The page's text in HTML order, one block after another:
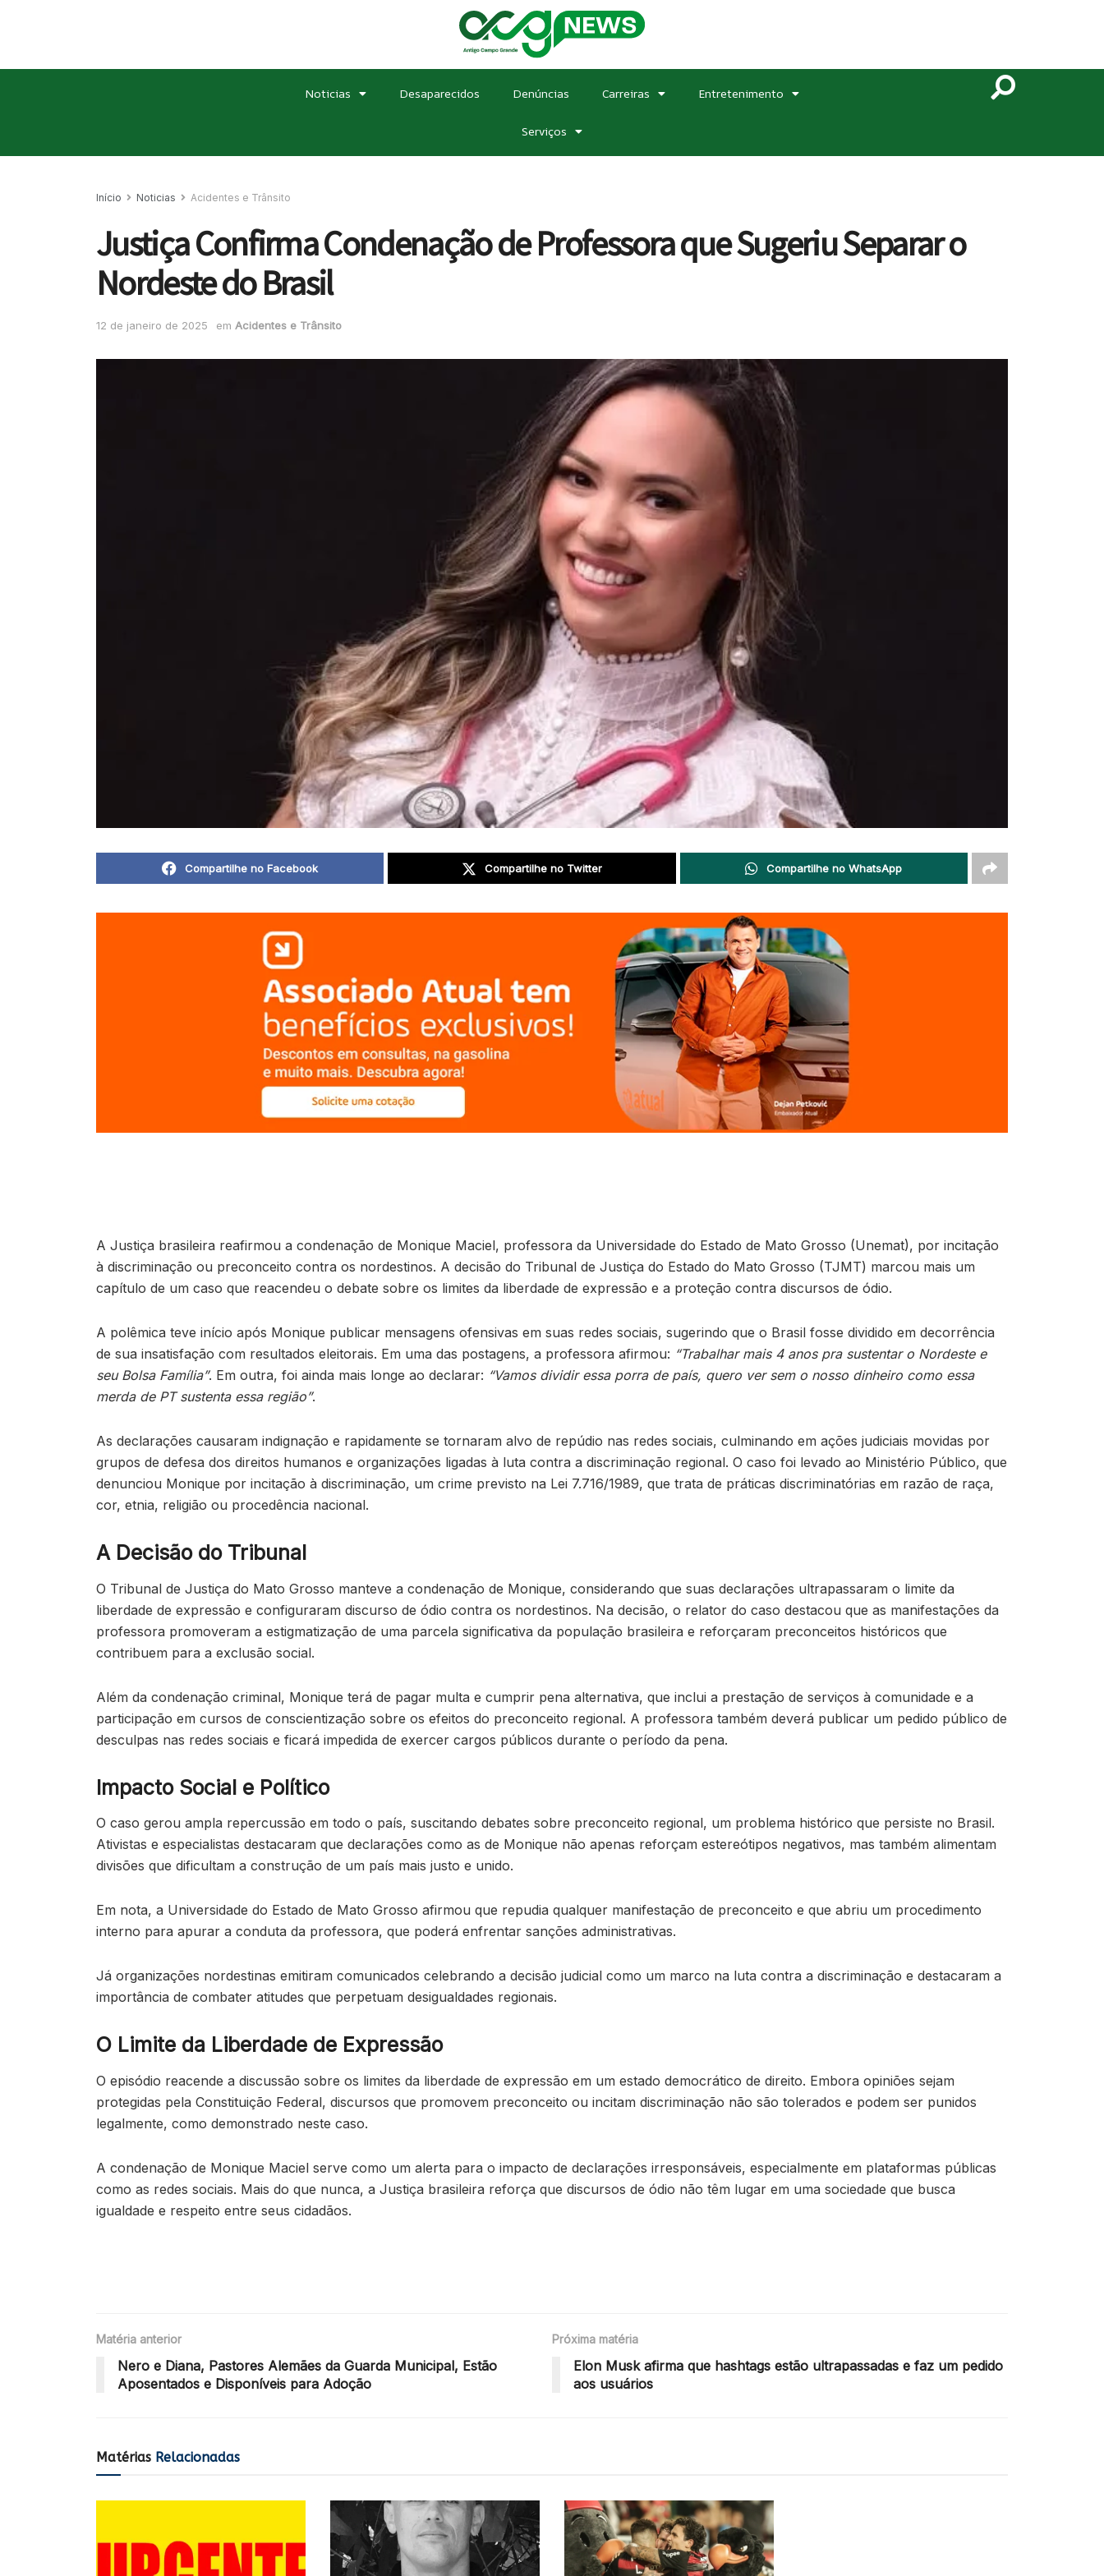
Noticias Desaparecidos Denúncias Carreiras Entretenimento
Serviços
Início Noticias Acidentes e Trânsito
Justiça Confirma Condenação de Professora que Sugeriu Separar o
Nordeste do Brasil
12 de janeiro de 2025 em Acidentes e Trânsito
Compartilhe no Facebook Compartilhe no Twitter Compartilhe no WhatsApp
A Justiça brasileira reafirmou a condenação de Monique Maciel, professora da Universidade do Estado de Mato Grosso (Unemat), por incitação
à discriminação ou preconceito contra os nordestinos. A decisão do Tribunal de Justiça do Estado do Mato Grosso (TJMT) marcou mais um
capítulo de um caso que reacendeu o debate sobre os limites da liberdade de expressão e a proteção contra discursos de ódio.
A polêmica teve início após Monique publicar mensagens ofensivas em suas redes sociais, sugerindo que o Brasil fosse dividido em decorrência
de sua insatisfação com resultados eleitorais. Em uma das postagens, a professora afirmou: “Trabalhar mais 4 anos pra sustentar o Nordeste e
seu Bolsa Família”. Em outra, foi ainda mais longe ao declarar: “Vamos dividir essa porra de país, quero ver sem o nosso dinheiro como essa
merda de PT sustenta essa região”.
As declarações causaram indignação e rapidamente se tornaram alvo de repúdio nas redes sociais, culminando em ações judiciais movidas por
grupos de defesa dos direitos humanos e organizações ligadas à luta contra a discriminação regional. O caso foi levado ao Ministério Público, que
denunciou Monique por incitação à discriminação, um crime previsto na Lei 7.716/1989, que trata de práticas discriminatórias em razão de raça,
cor, etnia, religião ou procedência nacional.
A Decisão do Tribunal
O Tribunal de Justiça do Mato Grosso manteve a condenação de Monique, considerando que suas declarações ultrapassaram o limite da
liberdade de expressão e configuraram discurso de ódio contra os nordestinos. Na decisão, o relator do caso destacou que as manifestações da
professora promoveram a estigmatização de uma parcela significativa da população brasileira e reforçaram preconceitos históricos que
contribuem para a exclusão social.
Além da condenação criminal, Monique terá de pagar multa e cumprir pena alternativa, que inclui a prestação de serviços à comunidade e a
participação em cursos de conscientização sobre os efeitos do preconceito regional. A professora também deverá publicar um pedido público de
desculpas nas redes sociais e ficará impedida de exercer cargos públicos durante o período da pena.
Impacto Social e Político
O caso gerou ampla repercussão em todo o país, suscitando debates sobre preconceito regional, um problema histórico que persiste no Brasil.
Ativistas e especialistas destacaram que declarações como as de Monique não apenas reforçam estereótipos negativos, mas também alimentam
divisões que dificultam a construção de um país mais justo e unido.
Em nota, a Universidade do Estado de Mato Grosso afirmou que repudia qualquer manifestação de preconceito e que abriu um procedimento
interno para apurar a conduta da professora, que poderá enfrentar sanções administrativas.
Já organizações nordestinas emitiram comunicados celebrando a decisão judicial como um marco na luta contra a discriminação e destacaram a
importância de combater atitudes que perpetuam desigualdades regionais.
O Limite da Liberdade de Expressão
O episódio reacende a discussão sobre os limites da liberdade de expressão em um estado democrático de direito. Embora opiniões sejam
protegidas pela Constituição Federal, discursos que promovem preconceito ou incitam discriminação não são tolerados e podem ser punidos
legalmente, como demonstrado neste caso.
A condenação de Monique Maciel serve como um alerta para o impacto de declarações irresponsáveis, especialmente em plataformas públicas
como as redes sociais. Mais do que nunca, a Justiça brasileira reforça que discursos de ódio não têm lugar em uma sociedade que busca
igualdade e respeito entre seus cidadãos.
Matéria anterior
Nero e Diana, Pastores Alemães da Guarda Municipal, Estão
Aposentados e Disponíveis para Adoção
Próxima matéria
Elon Musk afirma que hashtags estão ultrapassadas e faz um pedido
aos usuários
Matérias Relacionadas